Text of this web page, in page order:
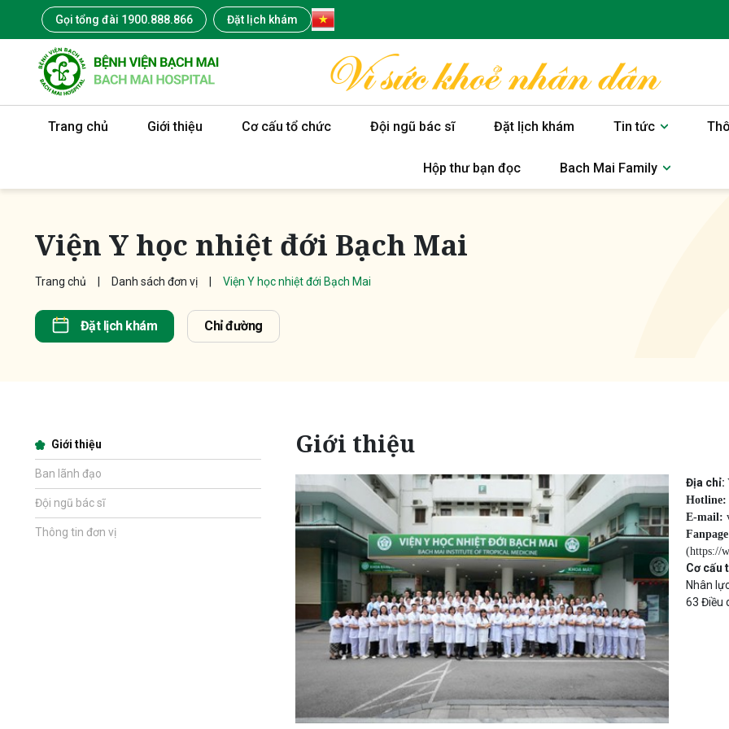
Gọi tổng đài 1900.888.866 Đặt lịch khám
Trang chủ Giới thiệu Cơ cấu tổ chức Đội ngũ bác sĩ Đặt lịch khám Tin tức
Hộp thư bạn đọc Bach Mai Family
Viện Y học nhiệt đới Bạch Mai
Trang chủ Danh sách đơn vị Viện Y học nhiệt đới Bạch Mai
Đặt lịch khám Chỉ đường
Giới thiệu
Ban lãnh đạo
Đội ngũ bác sĩ
Thông tin đơn vị
Giới thiệu
Địa chỉ:
Hotline:
E-mail:
(https://
Cơ cấu
Nhân
63 Điều